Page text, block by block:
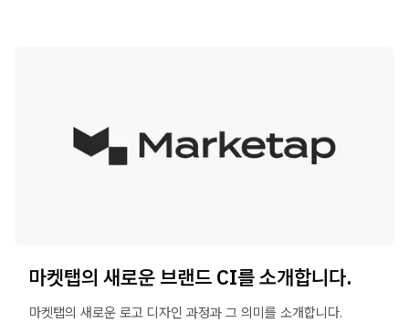
마켓탭의 새로운 브랜드 CI를 소개합니다.
마켓탭의 새로운 로고 디자인 과정과 그 의미를 소개합니다.